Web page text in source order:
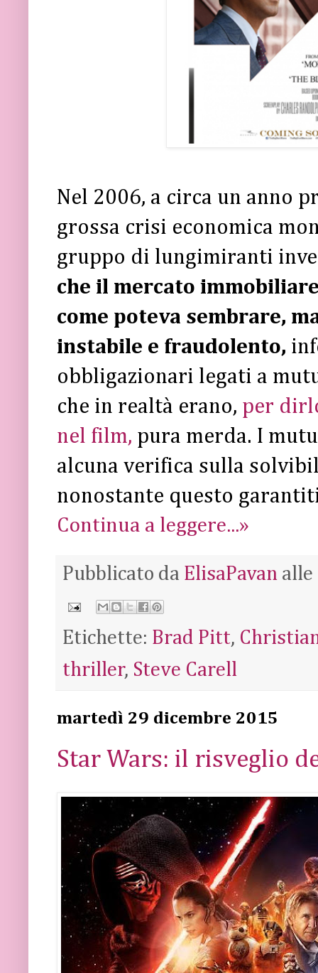
Nel 2006, a circa un anno
grossa crisi economica
gruppo di lungimiranti
che il mercato
come poteva sembrare,
instabile e fraudolento,
obbligazionari legati a
che in realtà erano, per
nel film, pura merda. I
alcuna verifica sulla
nonostante questo
Continua a leggere...»
Pubblicato da ElisaPavan alle
Etichette: Brad Pitt,
thriller, Steve Carell
martedì 29 dicembre 2015
Star Wars: il risveglio